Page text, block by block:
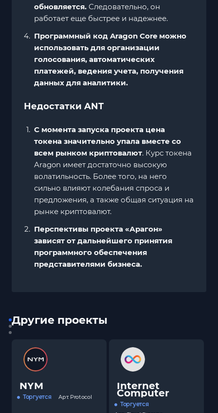
обновляется. Следовательно, он
работает еще быстрее и надежнее.
Программный код Aragon Core можно
использовать для организации
голосования, автоматических
платежей, ведения учета, получения
данных для аналитики.
Недостатки ANT
С момента запуска проекта цена
токена значительно упала вместе со
всем рынком криптовалют. Курс токена
Aragon имеет достаточно высокую
волатильность. Более того, на него
сильно влияют колебания спроса и
предложения, а также общая ситуация на
рынке криптовалют.
Перспективы проекта «Арагон»
зависят от дальнейшего принятия
программного обеспечения
представителями бизнеса.
Другие проекты
NYM
Торгуется Арт. Protocol
Internet
Computer
Торгуется